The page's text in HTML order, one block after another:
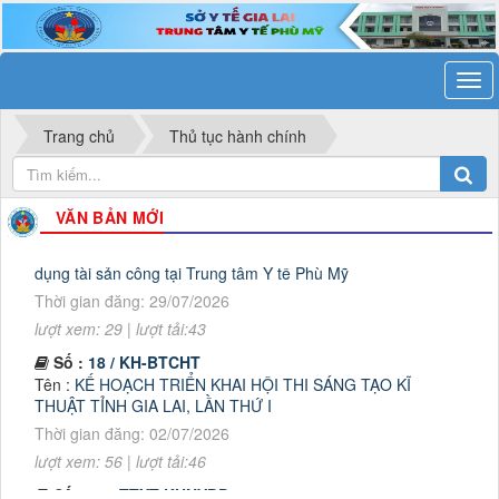
Trang chủ Thủ tục hành chính
VĂN BẢN MỚI
Số : 336 / QĐ –TTYT
Tên :QUYẾT ĐỊNH Về việc ban hành Quy chế quản lý, sử
Thời gian đăng: 29/07/2026
lượt xem: 29 | lượt tải:43
Số :
Tên : KẾ HOẠCH TRIỂN KHAI HỘI THI SÁNG TẠO KĨ
THUẬT TỈNH GIA LAI, LẦN THỨ I
Thời gian đăng: 02/07/2026
lượt xem: 56 | lượt tải:46
Số :